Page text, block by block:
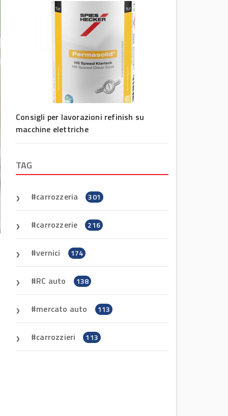
Consigli per lavorazioni refinish su
macchine elettriche
TAG
carrozzeria 301
carrozzerie 216
vernici 174
RC auto 138
mercato auto 113
carrozzieri 113